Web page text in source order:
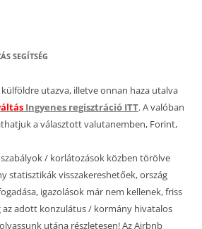
SEGÍTSÉG
utazva, illetve onnan haza utalva
Ingyenes regisztráció ITT. A valóban
a választott valutanemben, Forint,
/ korlátozások közben törölve
statisztikák visszakereshetőek, ország
igazolások már nem kellenek, friss
az adott konzulátus / kormány hivatalos
utána részletesen! Az Airbnb